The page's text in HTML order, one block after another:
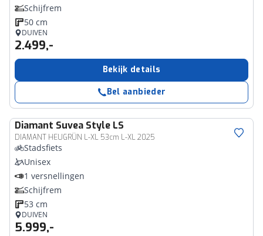
Schijfrem
50 cm
DUIVEN
2.499,-
Bekijk details
Bel aanbieder
Diamant Suvea Style LS
DIAMANT HEUGRÜN L-XL 53cm L-XL 2025
Stadsfiets
Unisex
1 versnellingen
Schijfrem
53 cm
DUIVEN
5.999,-